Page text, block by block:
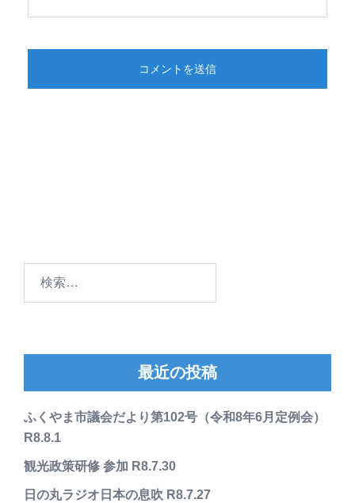
最近の投稿
ふくやま市議会だより第102号（令和8年6月定例会）
R8.8.1
観光政策研修 参加 R8.7.30
日の丸ラジオ日本の息吹 R8.7.27